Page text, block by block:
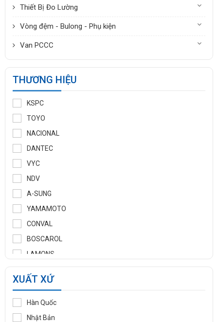
Thiết Bị Đo Lường
Vòng đệm - Bulong - Phụ kiện
Van PCCC
THƯƠNG HIỆU
KSPC
TOYO
NACIONAL
DANTEC
VYC
NDV
A-SUNG
YAMAMOTO
CONVAL
BOSCAROL
LAMONS
MANNTEK
KLINGER
WOOJU GASPACK
DIDTEK
XUẤT XỨ
Hàn Quốc
Nhật Bản